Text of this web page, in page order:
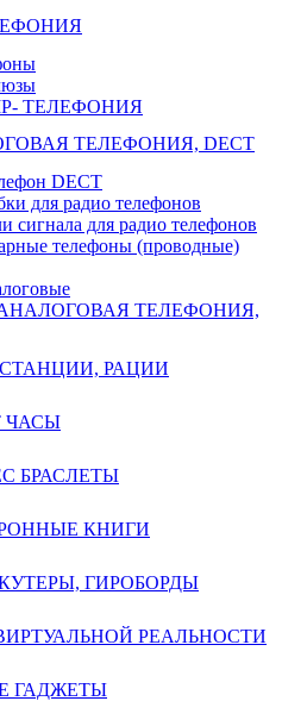
IP- ТЕЛЕФОНИЯ
ТЕЛЕФОНИЯ, DECT
DECT
для радио телефонов
сигнала для радио телефонов
телефоны (проводные)
АНАЛОГОВАЯ ТЕЛЕФОНИЯ,
РАЦИИ
ЧАСЫ
БРАСЛЕТЫ
КНИГИ
ГИРОБОРДЫ
РЕАЛЬНОСТИ
ГАДЖЕТЫ